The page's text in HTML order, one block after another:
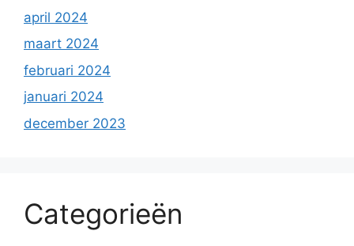
april 2024
maart 2024
februari 2024
januari 2024
december 2023
Categorieën